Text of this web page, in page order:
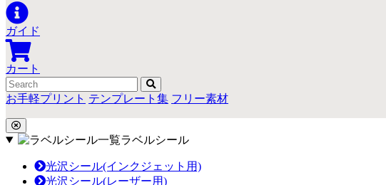
ガイド
カート
お手軽プリント テンプレート集 フリー素材
ラベルシール
光沢シール(インクジェット用)
光沢シール(レーザー用)